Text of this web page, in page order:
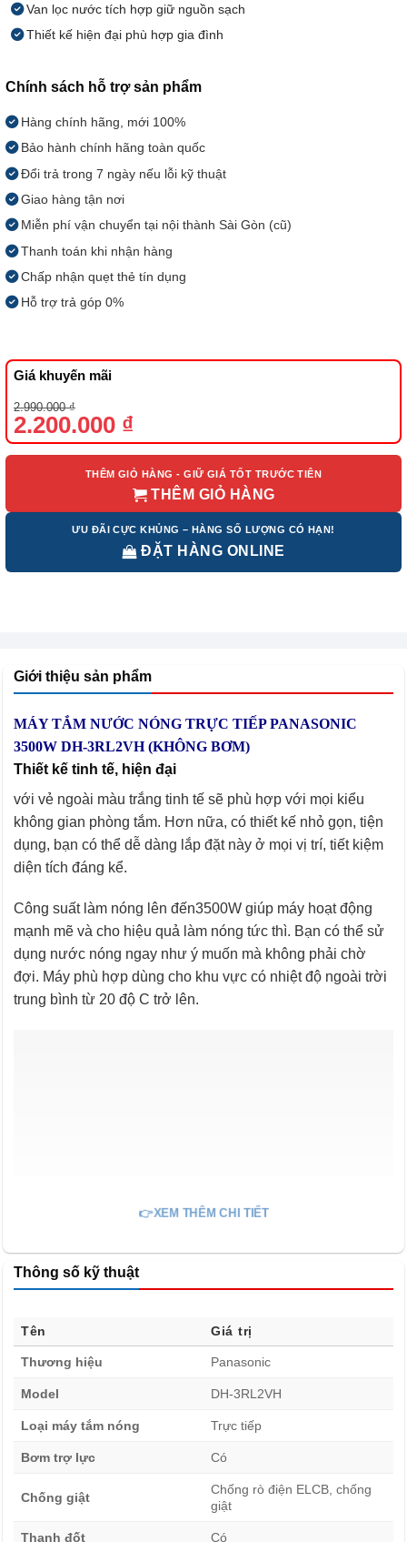
Van lọc nước tích hợp giữ nguồn sạch
Thiết kế hiện đại phù hợp gia đình
Chính sách hỗ trợ sản phẩm
Hàng chính hãng, mới 100%
Bảo hành chính hãng toàn quốc
Đổi trả trong 7 ngày nếu lỗi kỹ thuật
Giao hàng tận nơi
Miễn phí vận chuyển tại nội thành Sài Gòn (cũ)
Thanh toán khi nhận hàng
Chấp nhận quẹt thẻ tín dụng
Hỗ trợ trả góp 0%
Giá khuyến mãi
2.990.000₫
Giá
gốc
là:
2.200.000 ₫
Giá
hiện
tại
THÊM GIỎ HÀNG - GIỮ GIÁ TỐT TRƯỚC TIÊN
THÊM GIỎ HÀNG
ƯU ĐÃI CỰC KHỦNG – HÀNG SỐ LƯỢNG CÓ HẠN!
ĐẶT HÀNG ONLINE
Giới thiệu sản phẩm
MÁY TẮM NƯỚC NÓNG TRỰC TIẾP PANASONIC
3500W DH-3RL2VH (KHÔNG BƠM)
Thiết kế tinh tế, hiện đại
với vẻ ngoài màu trắng tinh tế sẽ phù hợp với mọi kiểu
không gian phòng tắm. Hơn nữa, có thiết kế nhỏ gọn, tiện
dụng, bạn có thể dễ dàng lắp đặt này ở mọi vị trí, tiết kiệm
diện tích đáng kể.
Công suất làm nóng lên đến3500W giúp máy hoạt động
mạnh mẽ và cho hiệu quả làm nóng tức thì. Bạn có thể sử
dụng nước nóng ngay như ý muốn mà không phải chờ
đợi. Máy phù hợp dùng cho khu vực có nhiệt độ ngoài trời
trung bình từ 20 độ C trở lên.
👉XEM THÊM CHI TIẾT
Thông số kỹ thuật
Tên Giá trị
Thương hiệu Panasonic
Model DH-3RL2VH
Loại máy tắm nóng Trực tiếp
Bơm trợ lực Có
Chống giật
Chống rò điện ELCB, chống
giật
Thanh đốt Có